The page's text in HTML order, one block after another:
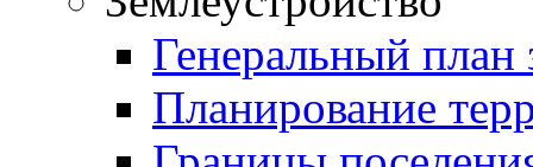
Генеральный план
Планирование